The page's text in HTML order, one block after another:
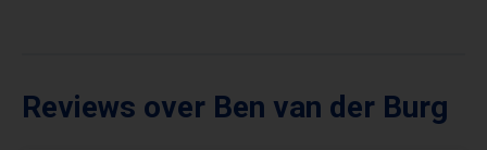
Reviews over Ben van der Burg